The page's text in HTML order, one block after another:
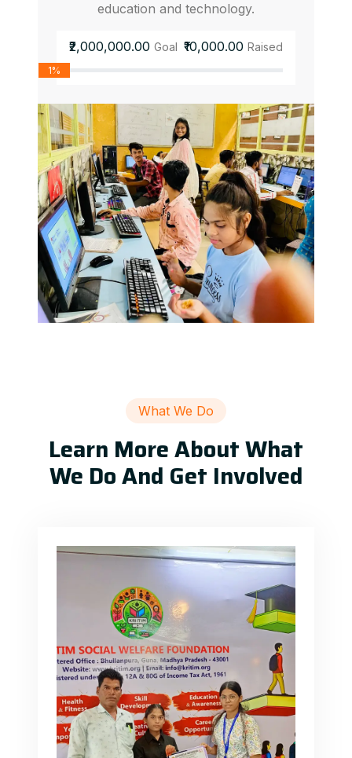
education and technology.
₹2,000,000.00 Goal ₹10,000.00 Raised
1%
What We Do
Learn More About What
We Do And Get Involved